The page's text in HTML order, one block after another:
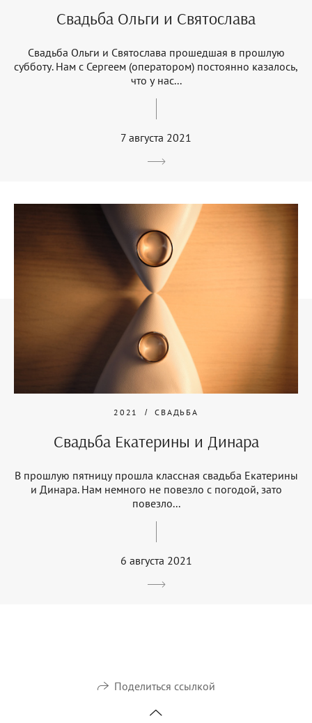
Свадьба Ольги и Святослава
Свадьба Ольги и Святослава прошедшая в прошлую
субботу. Нам с Сергеем (оператором) постоянно казалось,
что у нас...
7 августа 2021
2021 СВАДЬБА
Свадьба Екатерины и Динара
В прошлую пятницу прошла классная свадьба Екатерины
и Динара. Нам немного не повезло с погодой, зато
повезло...
6 августа 2021
Поделиться ссылкой